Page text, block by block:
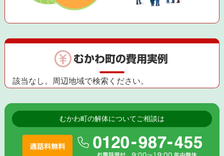
むかわ町の費用実例
該当なし。周辺地域で検索ください。
むかわ町の解体についてご相談は